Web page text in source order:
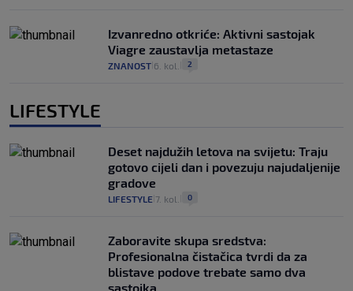
Izvanredno otkriće: Aktivni sastojak
Viagre zaustavlja metastaze
ZNANOST 6. kol. 2
LIFESTYLE
Deset najdužih letova na svijetu: Traju
gotovo cijeli dan i povezuju najudaljenije
gradove
LIFESTYLE 7. kol. 0
Zaboravite skupa sredstva:
Profesionalna čistačica tvrdi da za
blistave podove trebate samo dva
sastojka